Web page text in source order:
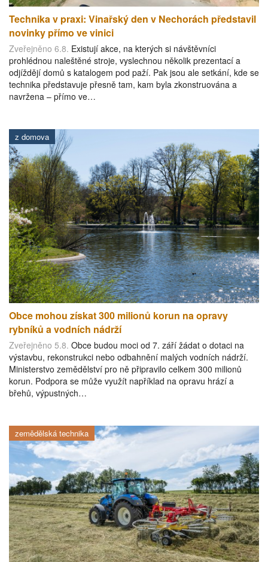
Technika v praxi: Vinařský den v Nechorách představil
novinky přímo ve vinici
Zveřejněno 6.8. Existují akce, na kterých si návštěvníci
prohlédnou naleštěné stroje, vyslechnou několik prezentací a
odjíždějí domů s katalogem pod paží. Pak jsou ale setkání, kde se
technika představuje přesně tam, kam byla zkonstruována a
navržena – přímo ve…
z domova
Obce mohou získat 300 milionů korun na opravy
rybníků a vodních nádrží
Zveřejněno 5.8. Obce budou moci od 7. září žádat o dotaci na
výstavbu, rekonstrukci nebo odbahnění malých vodních nádrží.
Ministerstvo zemědělství pro ně připravilo celkem 300 milionů
korun. Podpora se může využít například na opravu hrází a
břehů, výpustných…
zemědělská technika